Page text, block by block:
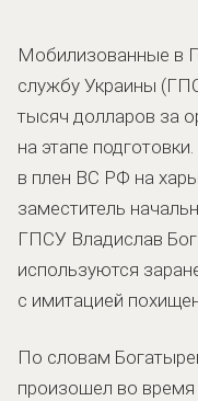
Мобилизованные в
службу Украины
тысяч долларов за
на этапе
в плен ВС РФ на
заместитель
ГПСУ Владислав
используются
с имитацией
По словам
произошел во